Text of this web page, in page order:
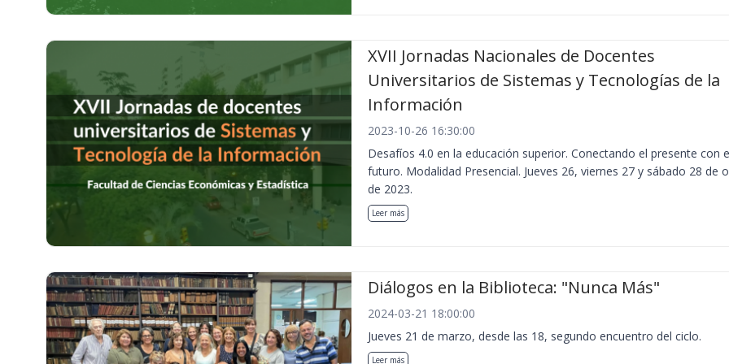
XVII Jornadas Nacionales de Docentes
Universitarios de Sistemas y Tecnologías de la
Información
2023-10-26 16:30:00
Desafíos 4.0 en la educación superior. Conectando el presente con
futuro. Modalidad Presencial. Jueves 26, viernes 27 y sábado 28 de
de 2023.
Leer más
Diálogos en la Biblioteca: "Nunca Más"
2024-03-21 18:00:00
Jueves 21 de marzo, desde las 18, segundo encuentro del ciclo.
Leer más